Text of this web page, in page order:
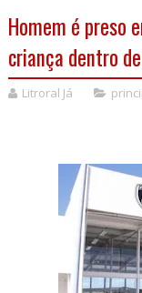
Homem é preso
criança dentro
Litroral Já